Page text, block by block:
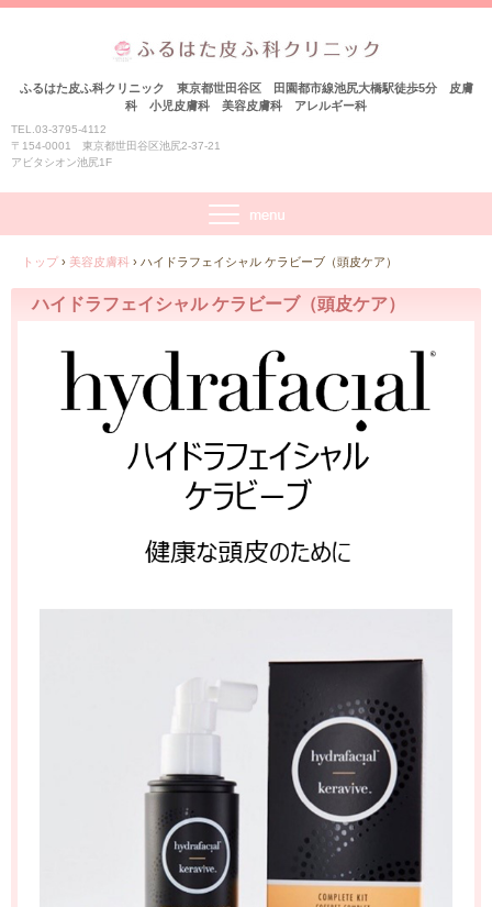
ふるはた皮ふ科クリニック 東京都世田谷区 田園都市線池尻大橋駅徒歩5分 皮膚
科 小児皮膚科 美容皮膚科 アレルギー科
TEL.03-3795-4112
〒154-0001 東京都世田谷区池尻2-37-21
アビタシオン池尻1F
トップ › 美容皮膚科 › ハイドラフェイシャル ケラビーブ（頭皮ケア）
ハイドラフェイシャル ケラビーブ（頭皮ケア）